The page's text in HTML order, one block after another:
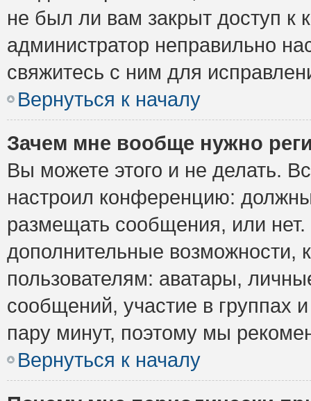
не был ли вам закрыт доступ к
администратор неправильно
свяжитесь с ним для
Вернуться к началу
Зачем мне вообще нужно
Вы можете этого и не делать.
настроил конференцию:
размещать сообщения, или
дополнительные возможности,
пользователям: аватары,
сообщений, участие в группах
пару минут, поэтому мы
Вернуться к началу